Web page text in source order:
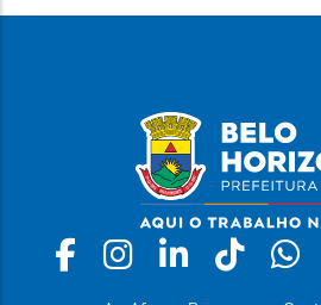
Facebook
Instagram
Linkedin